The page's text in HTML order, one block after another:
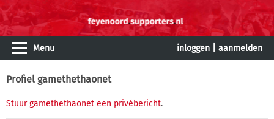
Menu inloggen aanmelden
Profiel gamethethaonet
Stuur gamethethaonet een privébericht.